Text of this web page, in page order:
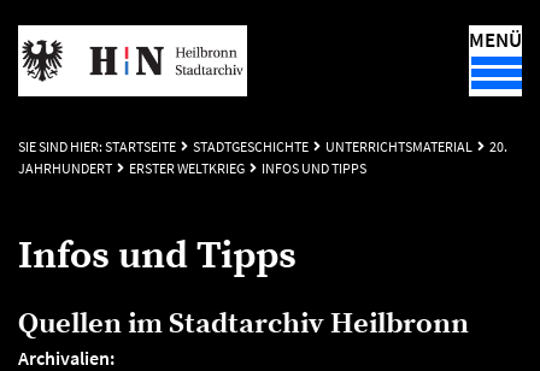
MENÜ
SIE SIND HIER: STARTSEITE STADTGESCHICHTE UNTERRICHTSMATERIAL
20.
JAHRHUNDERT
ERSTER WELTKRIEG INFOS UND TIPPS
Infos und Tipps
Quellen im Stadtarchiv Heilbronn
Archivalien: